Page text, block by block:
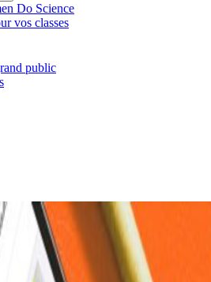
Do Science
vos classes
public